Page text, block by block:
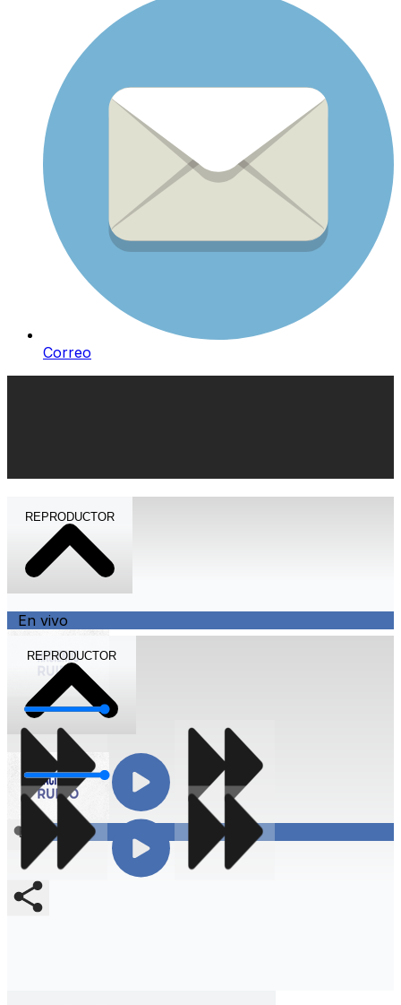
Correo
REPRODUCTOR
En vivo
Volumen
Compartir
REPRODUCTOR
En vivo
Volumen
Compartir